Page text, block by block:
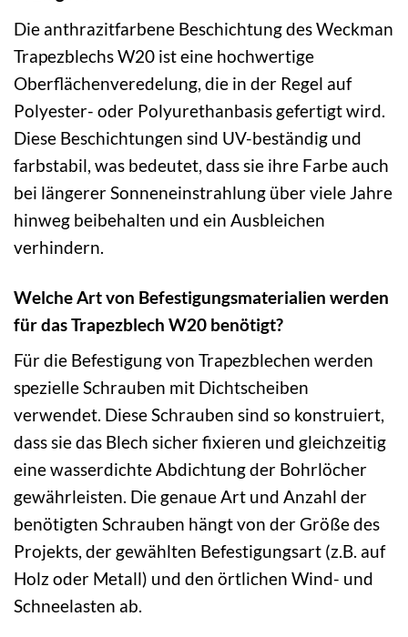
Die anthrazitfarbene Beschichtung des Weckman
Trapezblechs W20 ist eine hochwertige
Oberflächenveredelung, die in der Regel auf
Polyester- oder Polyurethanbasis gefertigt wird.
Diese Beschichtungen sind UV-beständig und
farbstabil, was bedeutet, dass sie ihre Farbe auch
bei längerer Sonneneinstrahlung über viele Jahre
hinweg beibehalten und ein Ausbleichen
verhindern.
Welche Art von Befestigungsmaterialien werden
für das Trapezblech W20 benötigt?
Für die Befestigung von Trapezblechen werden
spezielle Schrauben mit Dichtscheiben
verwendet. Diese Schrauben sind so konstruiert,
dass sie das Blech sicher fixieren und gleichzeitig
eine wasserdichte Abdichtung der Bohrlöcher
gewährleisten. Die genaue Art und Anzahl der
benötigten Schrauben hängt von der Größe des
Projekts, der gewählten Befestigungsart (z.B. auf
Holz oder Metall) und den örtlichen Wind- und
Schneelasten ab.